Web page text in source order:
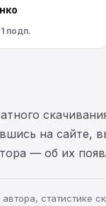
1 подп.
на сайте,
— об их
статистике